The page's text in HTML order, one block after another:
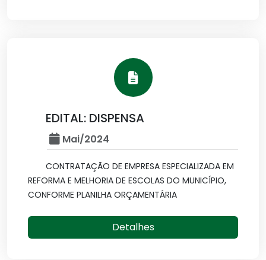
EDITAL: DISPENSA
Mai/2024
CONTRATAÇÃO DE EMPRESA ESPECIALIZADA EM
REFORMA E MELHORIA DE ESCOLAS DO MUNICÍPIO,
CONFORME PLANILHA ORÇAMENTÁRIA
Detalhes